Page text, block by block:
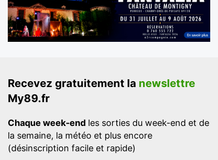
Recevez gratuitement la newslettre
My89.fr
Chaque week-end les sorties du week-end et de
la semaine, la météo et plus encore
(désinscription facile et rapide)